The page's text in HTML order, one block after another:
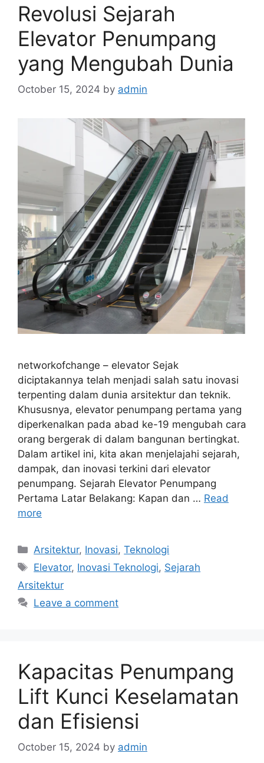
Revolusi Sejarah
Elevator Penumpang
yang Mengubah Dunia
October 15, 2024 by admin
networkofchange – elevator Sejak
diciptakannya telah menjadi salah satu inovasi
terpenting dalam dunia arsitektur dan teknik.
Khususnya, elevator penumpang pertama yang
diperkenalkan pada abad ke-19 mengubah cara
orang bergerak di dalam bangunan bertingkat.
Dalam artikel ini, kita akan menjelajahi sejarah,
dampak, dan inovasi terkini dari elevator
penumpang. Sejarah Elevator Penumpang
Pertama Latar Belakang: Kapan dan … Read
more
Categories
Arsitektur, Inovasi,Teknologi
Tags
Elevator, Inovasi Teknologi, Sejarah
Arsitektur
Leave a comment
Kapacitas Penumpang
Lift Kunci Keselamatan
dan Efisiensi
October 15, 2024 by admin